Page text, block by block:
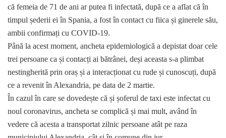
că femeia de 71 de ani ar putea fi infectată, după ce a aflat că în
timpul șederii ei în Spania, a fost în contact cu fiica și ginerele său,
ambii confirmați cu COVID-19.
Până la acest moment, ancheta epidemiologică a depistat doar cele
trei persoane ca și contacți ai bătrânei, deși aceasta s-a plimbat
nestingherită prin oraș și a interacționat cu rude și cunoscuți, după
ce a revenit în Alexandria, pe data de 2 martie.
În cazul în care se dovedește că și șoferul de taxi este infectat cu
noul coronavirus, ancheta se complică și mai mult, având în
vedere că acesta a transportat zilnic persoane atât pe raza